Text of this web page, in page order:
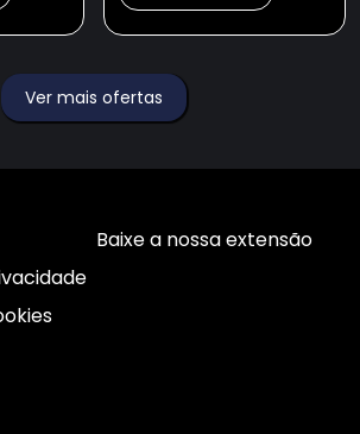
Ver mais ofertas
Baixe a nossa extensão